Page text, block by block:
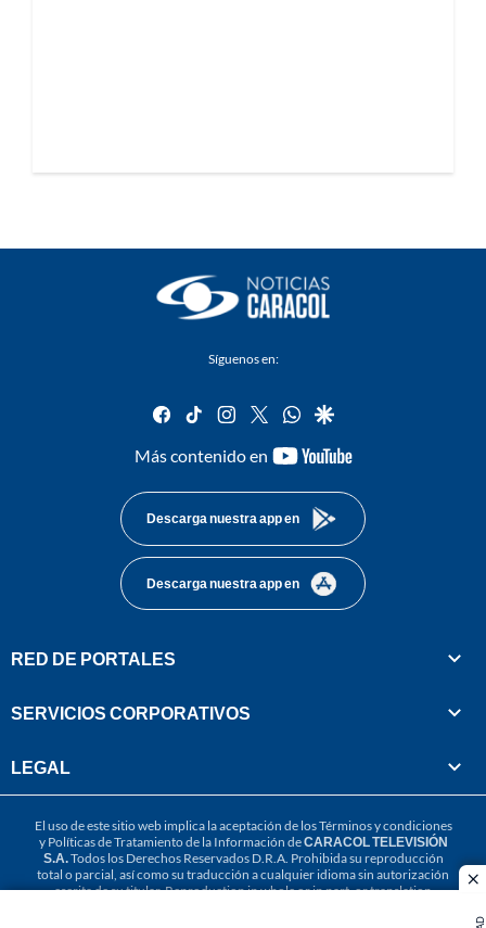
Síguenos en:
facebook
tiktok instagram
twitterwhatsapp
google
Más contenido en
youtube-
Descarga nuestra app en
Descarga nuestra app en
RED DE PORTALES
SERVICIOS CORPORATIVOS
LEGAL
El uso de este sitio web implica la aceptación de losTérminos y condiciones
y Políticas de Tratamiento de la Información deCARACOL TELEVISIÓN
S.A.Todos los Derechos Reservados D.R.A. Prohibida su reproducción
total o parcial, así como su traducción a cualquier idioma sin autorización
escrita de su titular. Reproduction in whole or in part, or translation